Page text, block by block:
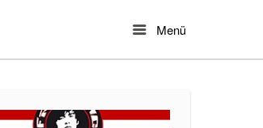
MenuMenü